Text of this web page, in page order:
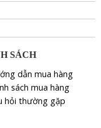
SÁCH
dẫn mua hàng
sách mua hàng
hỏi thường gặp